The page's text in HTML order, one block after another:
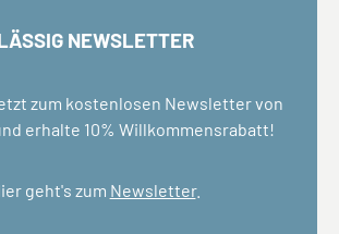
NEWSLETTER
zum kostenlosen Newsletter von
erhalte 10% Willkommensrabatt!
geht's zum Newsletter.